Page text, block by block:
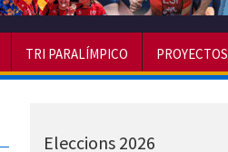
TRI PARALÍMPICO PROYECTOS
Eleccions 2026